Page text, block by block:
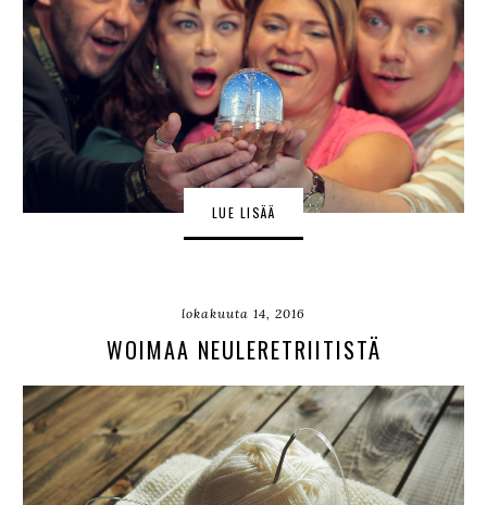
LUE LISÄÄ
lokakuuta 14, 2016
WOIMAA NEULERETRIITISTÄ